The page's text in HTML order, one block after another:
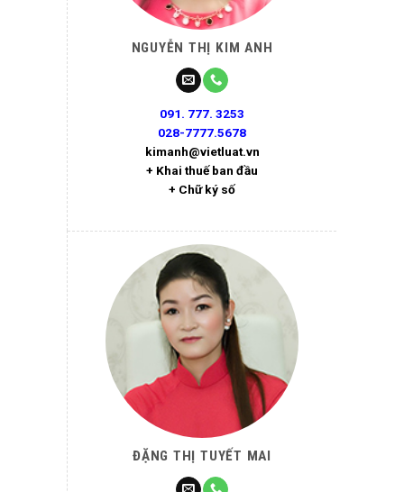
NGUYỄN THỊ KIM ANH
091. 777. 3253
028-7777.5678
kimanh@vietluat.vn
+ Khai thuế ban đầu
+ Chữ ký số
ĐẶNG THỊ TUYẾT MAI